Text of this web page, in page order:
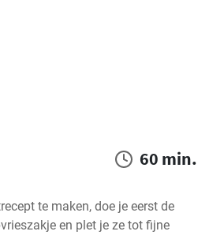
60 min.
te maken, doe je eerst de
en plet je ze tot fijne